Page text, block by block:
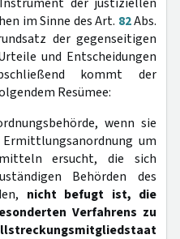
im Sinne des Art. 82Abs.
der gegenseitigen
und Entscheidungen
kommt der
Resümee:
wenn sie
um
ersucht, die sich
Behörden des
nicht befugt ist, die
Verfahrens zu